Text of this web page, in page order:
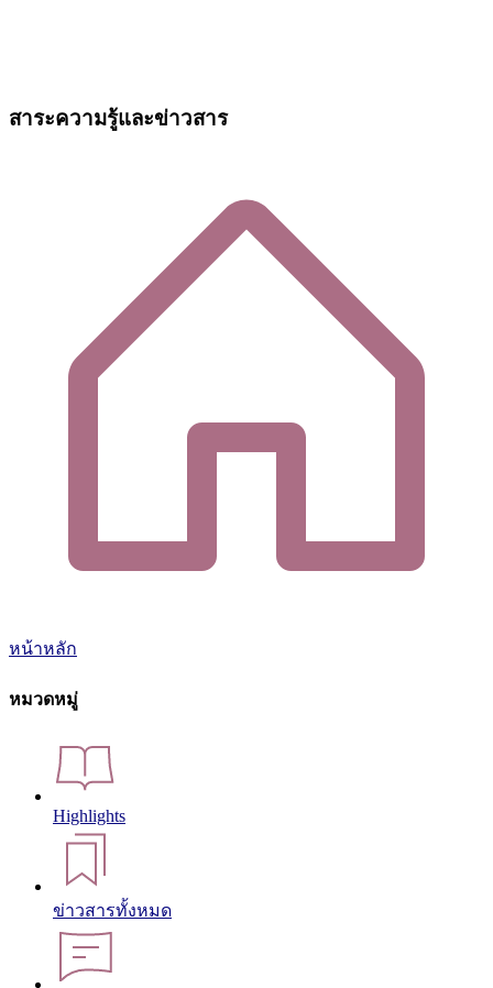
สาระความรู้และข่าวสาร
หน้าหลัก
หมวดหมู่
Highlights
ข่าวสารทั้งหมด